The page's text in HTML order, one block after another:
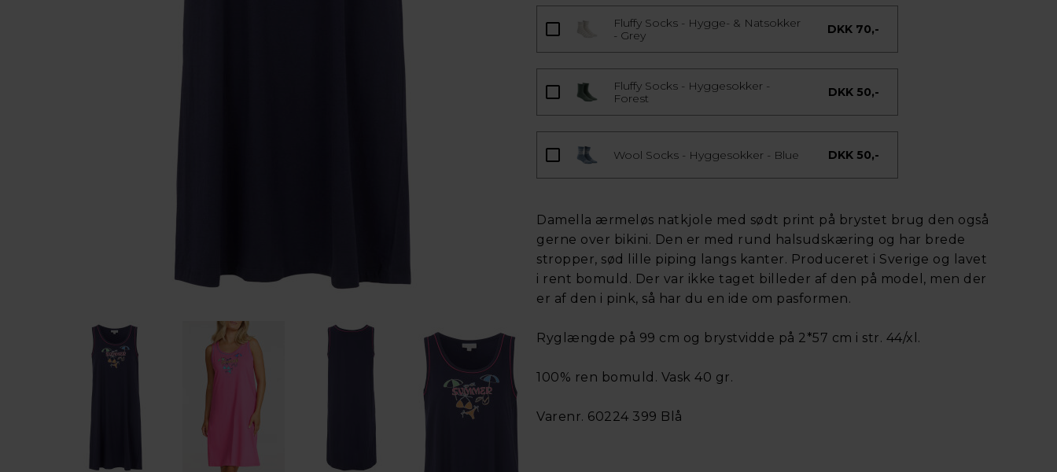
Fluffy Socks - Hygge- & Natsokker
- Grey
DKK 70,-
Fluffy Socks - Hyggesokker -
Forest
DKK 50,-
Wool Socks - Hyggesokker - Blue DKK 50,-
Damella ærmeløs natkjole med sødt print på brystet brug den også
gerne over bikini. Den er med rund halsudskæring og har brede
stropper, sød lille piping langs kanter. Produceret i Sverige og lavet
i rent bomuld. Der var ikke taget billeder af den på model, men der
er af den i pink, så har du en ide om pasformen.
Ryglængde på 99 cm og brystvidde på 2*57 cm i str. 44/xl.
100% ren bomuld. Vask 40 gr.
Varenr. 60224 399 Blå